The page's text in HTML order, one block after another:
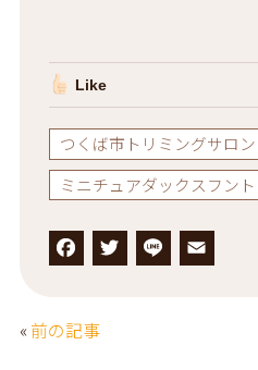
Like
つくば市トリミングサロン
ミニチュアダックスフント
F
c
T L
«前の記事